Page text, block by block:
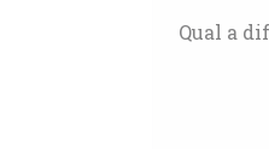
Qual a